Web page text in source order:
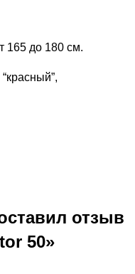
165 до 180 см.
отзыв
50»